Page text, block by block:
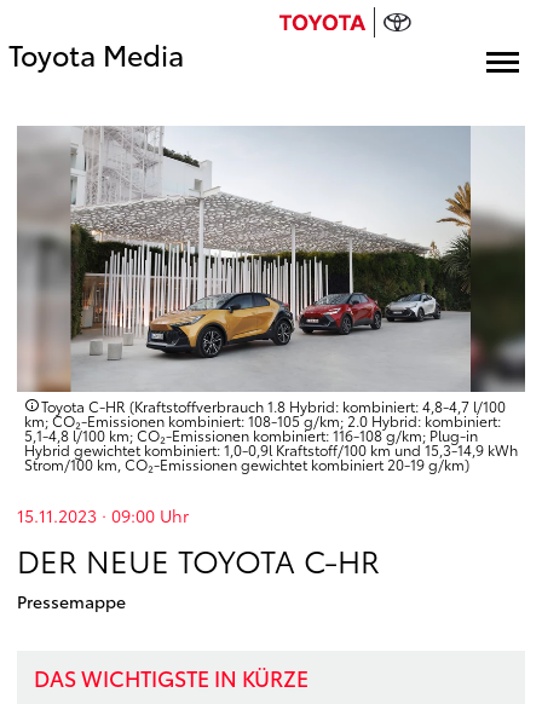
Toyota Media
Toyota C-HR (Kraftstoffverbrauch 1.8 Hybrid: kombiniert: 4,8-4,7 l/100
km; CO₂-Emissionen kombiniert: 108-105 g/km; 2.0 Hybrid: kombiniert:
5,1-4,8 l/100 km; CO₂-Emissionen kombiniert: 116-108 g/km; Plug-in
Hybrid gewichtet kombiniert: 1,0-0,9l Kraftstoff/100 km und 15,3-14,9 kWh
Strom/100 km, CO₂-Emissionen gewichtet kombiniert 20-19 g/km)
15.11.2023 · 09:00 Uhr
DER NEUE TOYOTA C-HR
Pressemappe
DAS WICHTIGSTE IN KÜRZE